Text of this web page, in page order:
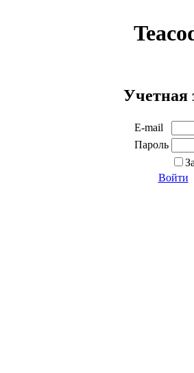
Учетная
E-mail
Пароль
Войти